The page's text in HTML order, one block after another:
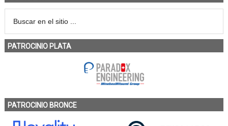
PATROCINIO PLATA
PATROCINIO BRONCE